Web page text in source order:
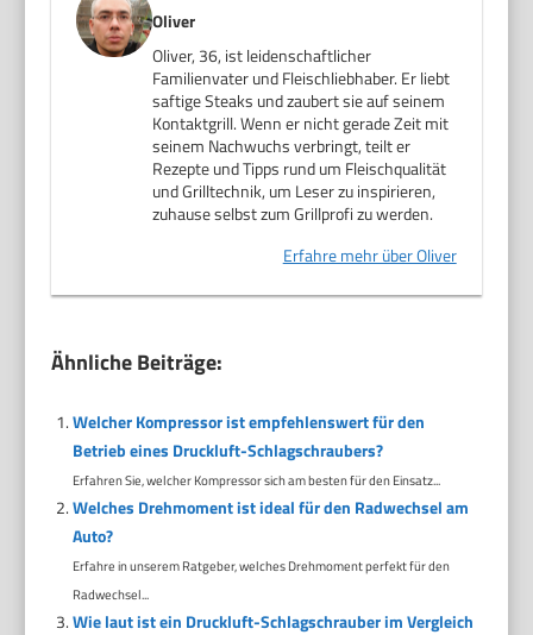
Oliver
Oliver, 36, ist leidenschaftlicher
Familienvater und Fleischliebhaber. Er liebt
saftige Steaks und zaubert sie auf seinem
Kontaktgrill. Wenn er nicht gerade Zeit mit
seinem Nachwuchs verbringt, teilt er
Rezepte und Tipps rund um Fleischqualität
und Grilltechnik, um Leser zu inspirieren,
zuhause selbst zum Grillprofi zu werden.
Erfahre mehr über Oliver
Ähnliche Beiträge:
Welcher Kompressor ist empfehlenswert für den
Betrieb eines Druckluft-Schlagschraubers?
Erfahren Sie, welcher Kompressor sich am besten für den Einsatz...
Welches Drehmoment ist ideal für den Radwechsel am
Auto?
Erfahre in unserem Ratgeber, welches Drehmoment perfekt für den
Radwechsel...
Wie laut ist ein Druckluft-Schlagschrauber im Vergleich